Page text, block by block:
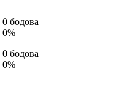
0 бодова
0%
0 бодова
0%